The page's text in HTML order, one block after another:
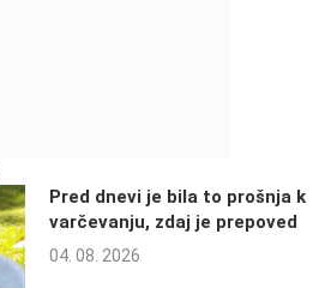
Pred dnevi je bila to prošnja k
varčevanju, zdaj je prepoved
04. 08. 2026